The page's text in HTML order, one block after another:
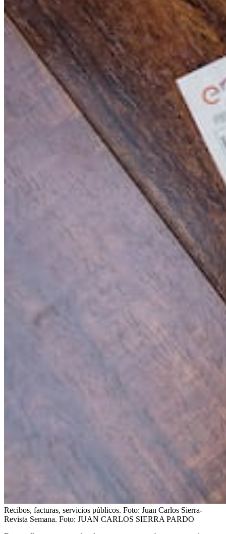
Recibos, facturas, servicios públicos. Foto: Juan Carlos Sierra-
Revista Semana. Foto: JUAN CARLOS SIERRA PARDO